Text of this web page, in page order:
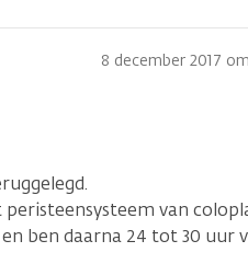
8 december 2017 om
van
ben daarna 24 tot 30 uur